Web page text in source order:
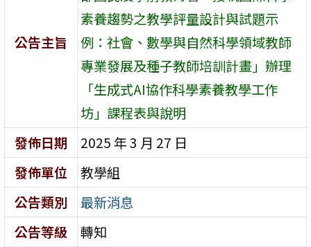
公告主旨
素養趨勢之教學評量設計與試題示
例：社會、數學與自然科學領域教師
專業發展及種子教師培訓計畫」辦理
「生成式AI協作科學素養教學工作
坊」課程表與說明
發佈日期
2025 年 3 月 27 日
發佈單位
教學組
公告類別
最新消息
公告等級
轉知